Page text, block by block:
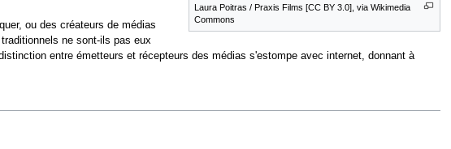
Laura Poitras / Praxis Films [CC BY 3.0], via Wikimedia
Commons
ou des créateurs de médias
ne sont-ils pas eux
entre émetteurs et récepteurs des médias s'estompe avec internet, donnant à